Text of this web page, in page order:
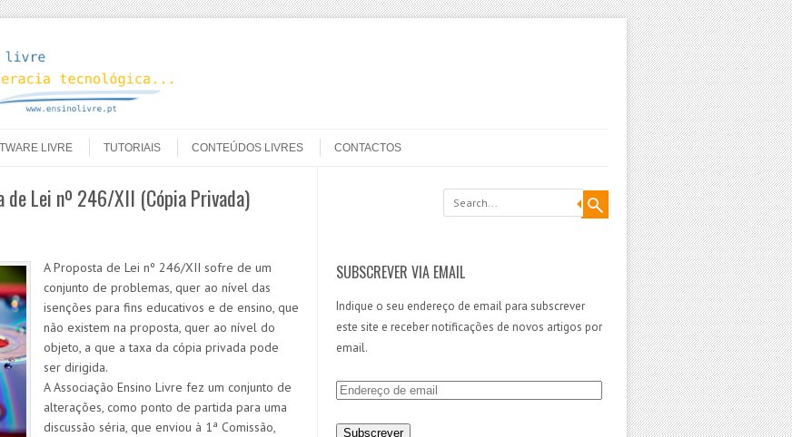
LIVRE TUTORIAIS CONTEÚDOS LIVRES CONTACTOS
Lei nº 246/XII (Cópia Privada)
A Proposta de Lei nº 246/XII sofre de um
conjunto de problemas, quer ao nível das
isenções para fins educativos e de ensino, que
não existem na proposta, quer ao nível do
objeto, a que a taxa da cópia privada pode
ser dirigida.
A Associação Ensino Livre fez um conjunto de
alterações, como ponto de partida para uma
discussão séria, que enviou à 1ª Comissão,
SUBSCREVER VIA EMAIL
Indique o seu endereço de email para subscrever
este site e receber notificações de novos artigos por
email.
E